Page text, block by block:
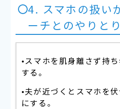
4. スマホの扱い
ーチとのやりと
•スマホを肌身離さず持
する。
•夫が近づくとスマホを
にする。